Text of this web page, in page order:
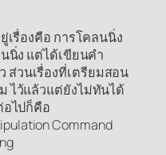
เรื่องคือ การโคลนนิ่ง
นิ่ง แต่ได้เขียนคำ
ส่วนเรื่องที่เตรียมสอน
ไว้แล้วแต่ยังไม่ทันได้
อไปก็คือ
Command